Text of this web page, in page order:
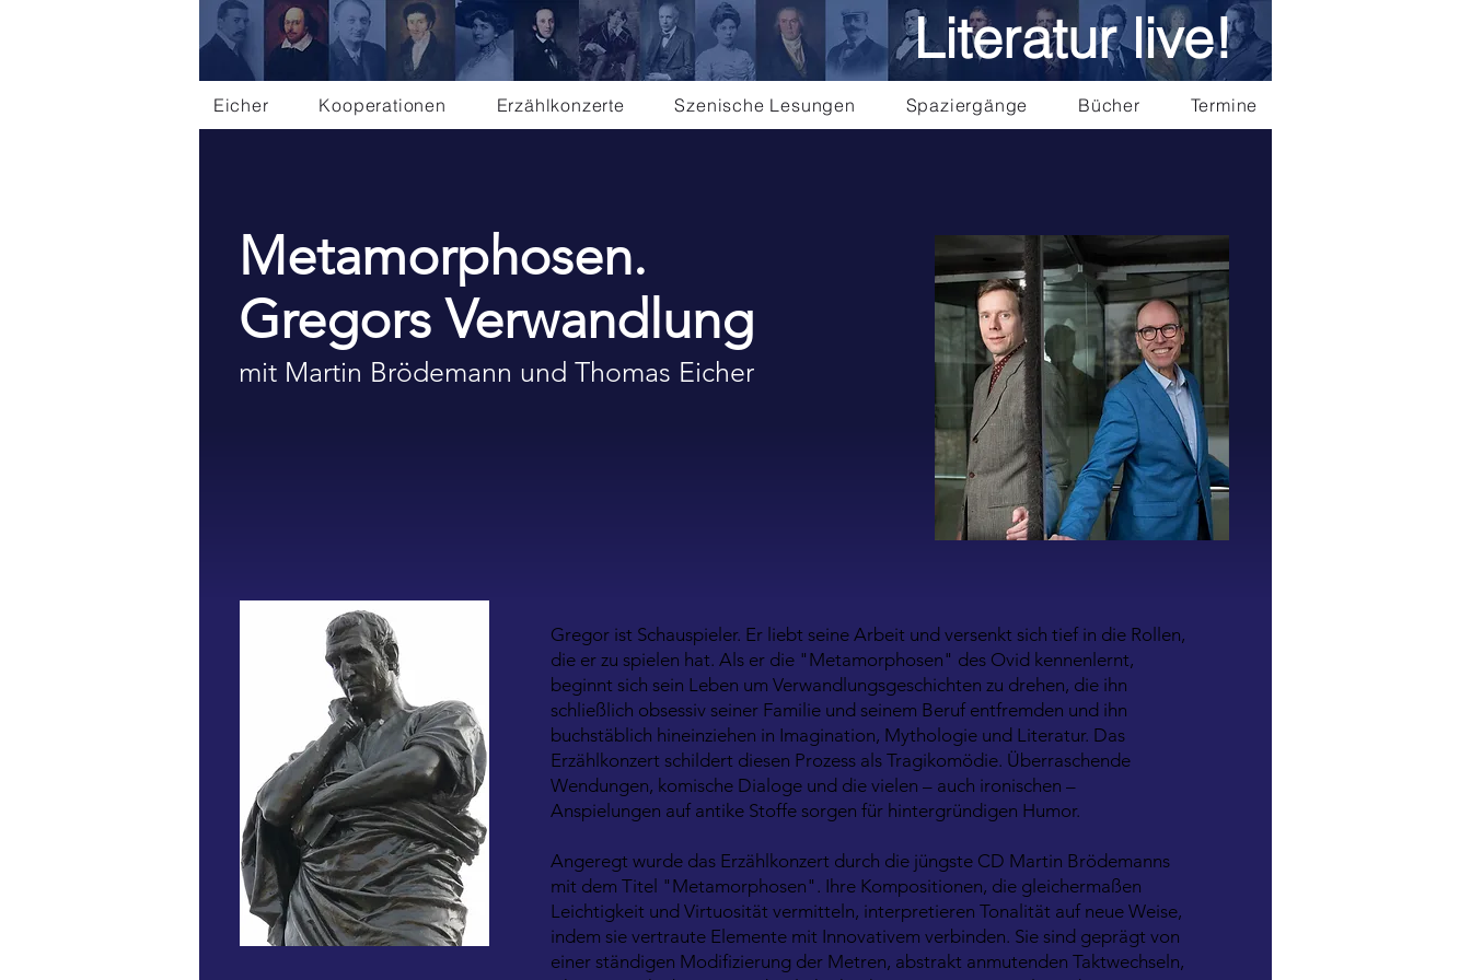
Literatur live!
Eicher Kooperationen Erzählkonzerte Szenische Lesungen Spaziergänge Bücher Termine
Metamorphosen.
Gregors Verwandlung
mit Martin Brödemann und Thomas Eicher
Gregor ist Schauspieler. Er liebt seine Arbeit und versenkt sich tief in die Rollen,
die er zu spielen hat. Als er die "Metamorphosen" des Ovid kennenlernt,
beginnt sich sein Leben um Verwandlungsgeschichten zu drehen, die ihn
schließlich obsessiv seiner Familie und seinem Beruf entfremden und ihn
buchstäblich hineinziehen in Imagination, Mythologie und Literatur. Das
Erzählkonzert schildert diesen Prozess als Tragikomödie. Überraschende
Wendungen, komische Dialoge und die vielen – auch ironischen –
Anspielungen auf antike Stoffe sorgen für hintergründigen Humor.
Angeregt wurde das Erzählkonzert durch die jüngste CD Martin Brödemanns
mit dem Titel "Metamorphosen". Ihre Kompositionen, die gleichermaßen
Leichtigkeit und Virtuosität vermitteln, interpretieren Tonalität auf neue Weise,
indem sie vertraute Elemente mit Innovativem verbinden. Sie sind geprägt von
einer ständigen Modifizierung der Metren, abstrakt anmutenden Taktwechseln,